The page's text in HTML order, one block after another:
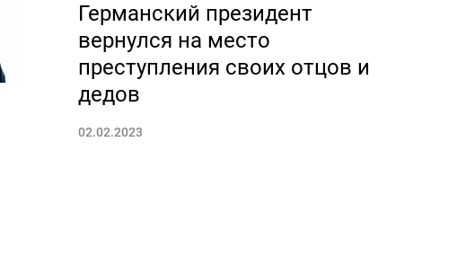
Германский президент
вернулся на место
преступления своих отцов и
дедов
02.02.2023